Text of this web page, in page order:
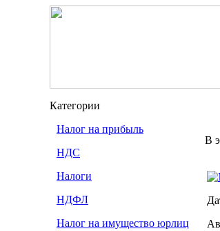
Категории
Налог на прибыль
НДС
Налоги
НДФЛ
Налог на имущество юрлиц
В